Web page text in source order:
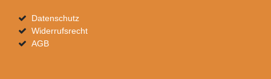
Datenschutz
Widerrufsrecht
AGB